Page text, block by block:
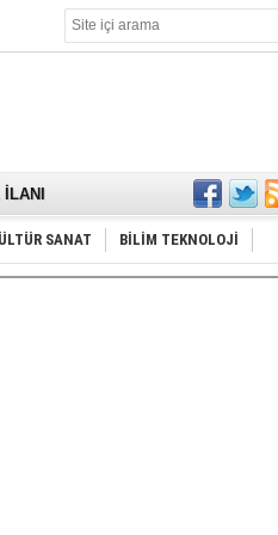
SANAT BİLİM TEKNOLOJİ